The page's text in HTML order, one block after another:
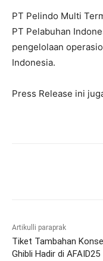
PT Pelindo Multi
PT Pelabuhan
pengelolaan
Indonesia.
Press Release ini
Artikulli paraprak
Tiket Tambahan
Ghibli Hadir di AFAID25